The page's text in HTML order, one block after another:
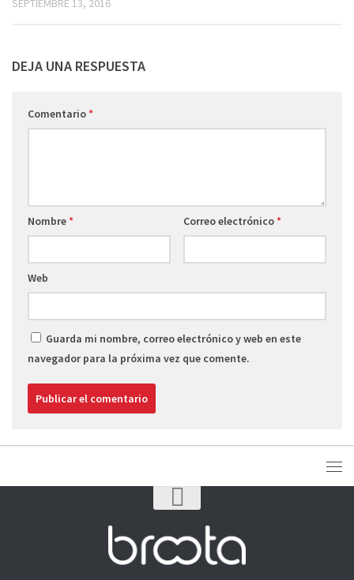
SEPTIEMBRE 13, 2016
DEJA UNA RESPUESTA
Comentario*
Nombre* Correo electrónico*
Web
Guarda mi nombre, correo electrónico y web en este
navegador para la próxima vez que comente.